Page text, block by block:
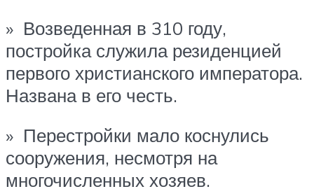
» Возведенная в 310 году,
постройка служила резиденцией
первого христианского императора.
Названа в его честь.
» Перестройки мало коснулись
сооружения, несмотря на
многочисленных хозяев.